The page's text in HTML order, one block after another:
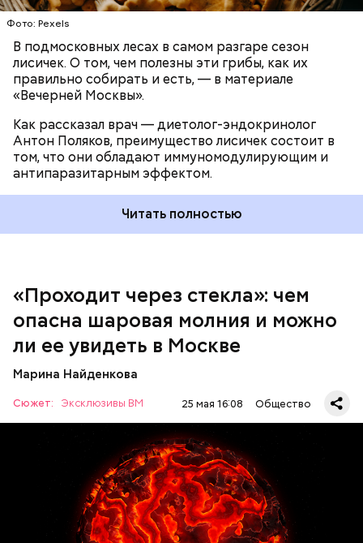
Фото: Pexels
В подмосковных лесах в самом разгаре сезон
лисичек. О том, чем полезны эти грибы, как их
правильно собирать и есть, — в материале
«Вечерней Москвы».
Как рассказал врач — диетолог-эндокринолог
Антон Поляков, преимущество лисичек состоит в
том, что они обладают иммуномодулирующим и
антипаразитарным эффектом.
Читать полностью
«Проходит через стекла»: чем
опасна шаровая молния и можно
ли ее увидеть в Москве
Марина Найденкова
Сюжет: Эксклюзивы ВМ 25 мая 16:08 Общество
Среднее время жизни молнии (маленькой и
средней) около 30 секунд. Большие же могут жить
и до нескольких минут, отметил эксперт.
При встрече с шаровой молнией важно не
паниковать, подчеркнул Бычков: